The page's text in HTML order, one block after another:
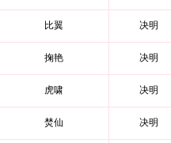
比翼 决明
掬艳 决明
虎啸 决明
焚仙 决明